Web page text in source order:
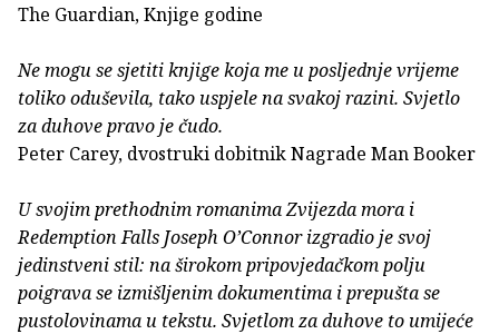
The Guardian, Knjige godine
Ne mogu se sjetiti knjige koja me u posljednje vrijeme
toliko oduševila, tako uspjele na svakoj razini. Svjetlo
za duhove pravo je čudo.
Peter Carey, dvostruki dobitnik Nagrade Man Booker
U svojim prethodnim romanima Zvijezda mora i
Redemption Falls Joseph O’Connor izgradio je svoj
jedinstveni stil: na širokom pripovjedačkom polju
poigrava se izmišljenim dokumentima i prepušta se
pustolovinama u tekstu. Svjetlom za duhove to umijeće